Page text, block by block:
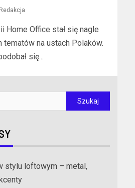
Redakcja
Home Office stał się nagle
tematów na ustach Polaków.
się...
stylu loftowym – metal,